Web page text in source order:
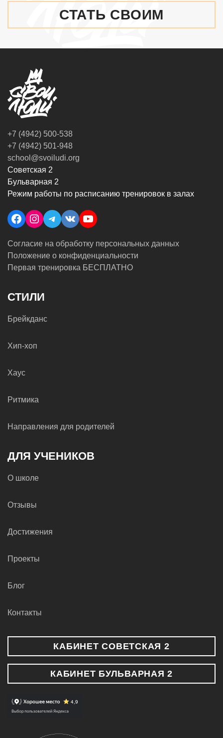
СТАТЬ СВОИМ
+7 (4942) 500-538
+7 (4942) 501-948
school@svoiludi.org
Советская 2
Бульварная 2
Режим работы по расписанию тренировок в залах
Facebook
Instagram
Telegram
VK YouTube
Согласие на обработку персональных данных
Положение о конфиденциальности
Первая тренировка БЕСПЛАТНО
СТИЛИ
Брейкданс
Хип-хоп
Хаус
Ритмика
Направления для родителей
ДЛЯ УЧЕНИКОВ
О школе
Отзывы
Достижения
Проекты
Блог
Контакты
КАБИНЕТ СОВЕТСКАЯ 2
КАБИНЕТ БУЛЬВАРНАЯ 2